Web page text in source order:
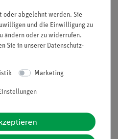
Software. Computer nicht
oder abgelehnt werden. Sie
und die Einwilligung zu
ändern oder zu widerrufen.
Sie in unserer Daten­schutz­
Marketing